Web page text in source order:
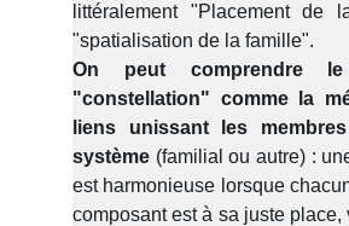
littéralement "Placement de
"spatialisation de la famille".
On peut comprendre
"constellation" comme la
liens unissant les
système (familial ou autre) :
est harmonieuse lorsque
composant est à sa juste place,